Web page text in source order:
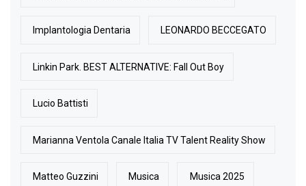
Implantologia Dentaria LEONARDO BECCEGATO
Linkin Park. BEST ALTERNATIVE: Fall Out Boy
Lucio Battisti
Marianna Ventola Canale Italia TV Talent Reality Show
Matteo Guzzini Musica Musica 2025